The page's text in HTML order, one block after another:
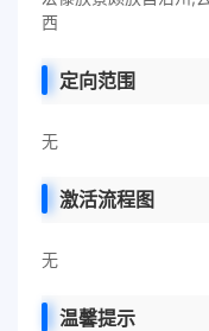
西
定向范围
无
激活流程图
无
温馨提示